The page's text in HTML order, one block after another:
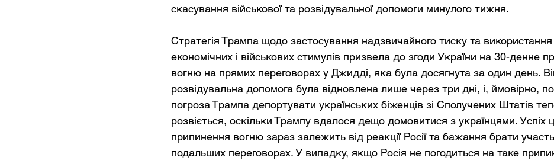
скасування військової та розвідувальної допомоги минулого тижня.
Стратегія Трампа щодо застосування надзвичайного тиску та використання
економічних і військових стимулів призвела до згоди України на 30-денне
вогню на прямих переговорах у Джидді, яка була досягнута за один день.
розвідувальна допомога була відновлена лише через три дні, і, ймовірно,
погроза Трампа депортувати українських біженців зі Сполучених Штатів
розвіється, оскільки Трампу вдалося дещо домовитися з українцями. Успіх
припинення вогню зараз залежить від реакції Росії та бажання брати
подальших переговорах. У випадку, якщо Росія не погодиться на таке